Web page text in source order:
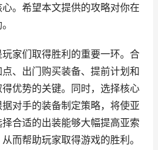
。希望本文提供的攻略对你在
家们取得胜利的重要一环。合
、出门购买装备、提前计划和
优势的关键。同时，选择核心
对手的装备制定策略，将使亚
合适的出装能够大幅提高亚索
而帮助玩家取得游戏的胜利。